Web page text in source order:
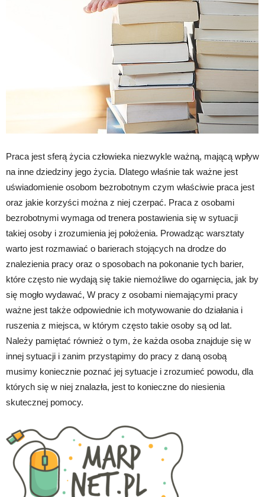
Praca jest sferą życia człowieka niezwykle ważną, mającą wpływ
na inne dziedziny jego życia. Dlatego właśnie tak ważne jest
uświadomienie osobom bezrobotnym czym właściwie praca jest
oraz jakie korzyści można z niej czerpać. Praca z osobami
bezrobotnymi wymaga od trenera postawienia się w sytuacji
takiej osoby i zrozumienia jej położenia. Prowadząc warsztaty
warto jest rozmawiać o barierach stojących na drodze do
znalezienia pracy oraz o sposobach na pokonanie tych barier,
które często nie wydają się takie niemożliwe do ogarnięcia, jak by
się mogło wydawać, W pracy z osobami niemającymi pracy
ważne jest także odpowiednie ich motywowanie do działania i
ruszenia z miejsca, w którym często takie osoby są od lat.
Należy pamiętać również o tym, że każda osoba znajduje się w
innej sytuacji i zanim przystąpimy do pracy z daną osobą
musimy koniecznie poznać jej sytuacje i zrozumieć powodu, dla
których się w niej znalazła, jest to konieczne do niesienia
skutecznej pomocy.